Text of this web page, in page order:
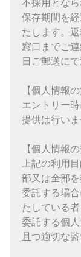
保存期間を
たします。
窓口までご
日ご郵送に
【個人情報
エントリー
提供は行いま
【個人情報
上記の利用
部又は全部
委託する場
たしている
委託する個
且つ適切な